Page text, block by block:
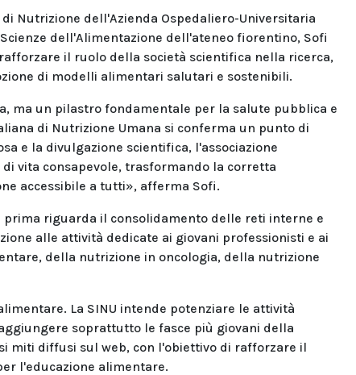
Nutrizione dell'Azienda Ospedaliero-Universitaria
dell'Alimentazione dell'ateneo fiorentino, Sofi
il ruolo della società scientifica nella ricerca,
di modelli alimentari salutari e sostenibili.
ma un pilastro fondamentale per la salute pubblica e
di Nutrizione Umana si conferma un punto di
e la divulgazione scientifica, l'associazione
vita consapevole, trasformando la corretta
accessibile a tutti», afferma Sofi.
riguarda il consolidamento delle reti interne e
alle attività dedicate ai giovani professionisti e ai
della nutrizione in oncologia, della nutrizione
La SINU intende potenziare le attività
soprattutto le fasce più giovani della
miti diffusi sul web, con l'obiettivo di rafforzare il
l'educazione alimentare.